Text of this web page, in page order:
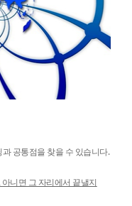
공통점을 찾을 수 있습니다.
니면 그 자리에서 끝낼지